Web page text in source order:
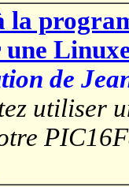
la
de
utiliser